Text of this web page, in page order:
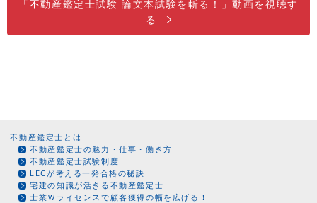
「不動産鑑定士試験 論文本試験を斬る！」動画を視聴す
る
不動産鑑定士とは
不動産鑑定士の魅力・仕事・働き方
不動産鑑定士試験制度
LECが考える一発合格の秘訣
宅建の知識が活きる不動産鑑定士
士業Ｗライセンスで顧客獲得の幅を広げる！